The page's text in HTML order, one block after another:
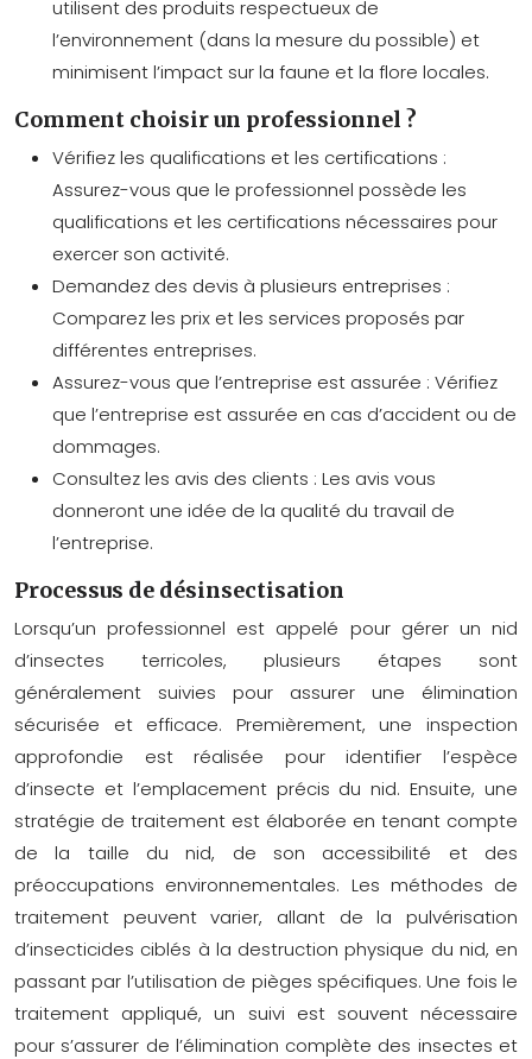
utilisent des produits respectueux de
l’environnement (dans la mesure du possible) et
minimisent l’impact sur la faune et la flore locales.
Comment choisir un professionnel ?
Vérifiez les qualifications et les certifications :
Assurez-vous que le professionnel possède les
qualifications et les certifications nécessaires pour
exercer son activité.
Demandez des devis à plusieurs entreprises :
Comparez les prix et les services proposés par
différentes entreprises.
Assurez-vous que l’entreprise est assurée : Vérifiez
que l’entreprise est assurée en cas d’accident ou de
dommages.
Consultez les avis des clients : Les avis vous
donneront une idée de la qualité du travail de
l’entreprise.
Processus de désinsectisation
Lorsqu’un professionnel est appelé pour gérer un nid
d’insectes terricoles, plusieurs étapes sont
généralement suivies pour assurer une élimination
sécurisée et efficace. Premièrement, une inspection
approfondie est réalisée pour identifier l’espèce
d’insecte et l’emplacement précis du nid. Ensuite, une
stratégie de traitement est élaborée en tenant compte
de la taille du nid, de son accessibilité et des
préoccupations environnementales. Les méthodes de
traitement peuvent varier, allant de la pulvérisation
d’insecticides ciblés à la destruction physique du nid, en
passant par l’utilisation de pièges spécifiques. Une fois le
traitement appliqué, un suivi est souvent nécessaire
pour s’assurer de l’élimination complète des insectes et